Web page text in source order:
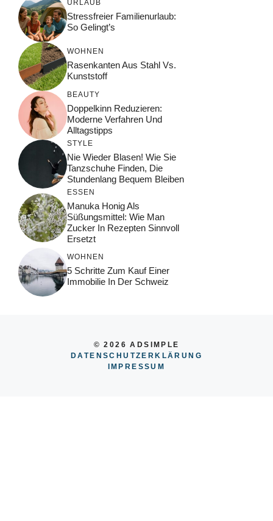
URLAUB
Stressfreier Familienurlaub:
So Gelingt’s
WOHNEN
Rasenkanten Aus Stahl Vs.
Kunststoff
BEAUTY
Doppelkinn Reduzieren:
Moderne Verfahren Und
Alltagstipps
STYLE
Nie Wieder Blasen! Wie Sie
Tanzschuhe Finden, Die
Stundenlang Bequem Bleiben
ESSEN
Manuka Honig Als
Süßungsmittel: Wie Man
Zucker In Rezepten Sinnvoll
Ersetzt
WOHNEN
5 Schritte Zum Kauf Einer
Immobilie In Der Schweiz
© 2026 ADSIMPLE
DATENSCHUTZERKLÄRUNG
IMPRESSUM